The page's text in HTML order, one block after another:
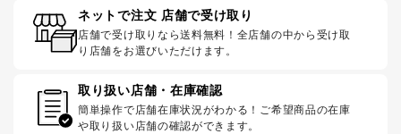
ネットで注文 店舗で受け取り
店舗で受け取りなら送料無料！全店舗の中から受け取
り店舗をお選びいただけます。
取り扱い店舗・在庫確認
簡単操作で店舗在庫状況がわかる！ご希望商品の在庫
や取り扱い店舗の確認ができます。